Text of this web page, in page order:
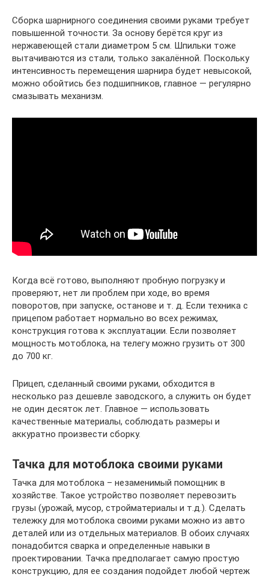
Сборка шарнирного соединения своими руками требует
повышенной точности. За основу берётся круг из
нержавеющей стали диаметром 5 см. Шпильки тоже
вытачиваются из стали, только закалённой. Поскольку
интенсивность перемещения шарнира будет невысокой,
можно обойтись без подшипников, главное — регулярно
смазывать механизм.
Когда всё готово, выполняют пробную погрузку и
проверяют, нет ли проблем при ходе, во время
поворотов, при запуске, останове и т. д. Если техника с
прицепом работает нормально во всех режимах,
конструкция готова к эксплуатации. Если позволяет
мощность мотоблока, на телегу можно грузить от 300
до 700 кг.
Прицеп, сделанный своими руками, обходится в
несколько раз дешевле заводского, а служить он будет
не один десяток лет. Главное — использовать
качественные материалы, соблюдать размеры и
аккуратно произвести сборку.
Тачка для мотоблока своими руками
Тачка для мотоблока – незаменимый помощник в
хозяйстве. Такое устройство позволяет перевозить
грузы (урожай, мусор, стройматериалы и т.д.). Сделать
тележку для мотоблока своими руками можно из авто
деталей или из отдельных материалов. В обоих случаях
понадобится сварка и определенные навыки в
проектировании. Тачка предполагает самую простую
конструкцию, для ее создания подойдет любой чертеж